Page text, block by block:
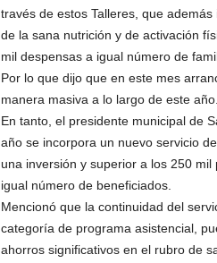
través de estos Talleres, que
de la sana nutrición y de activación
mil despensas a igual número de
Por lo que dijo que en este mes
manera masiva a lo largo de este año.
En tanto, el presidente municipal de
año se incorpora un nuevo servicio
una inversión y superior a los 250
igual número de beneficiados.
Mencionó que la continuidad del
categoría de programa asistencial,
ahorros significativos en el rubro de